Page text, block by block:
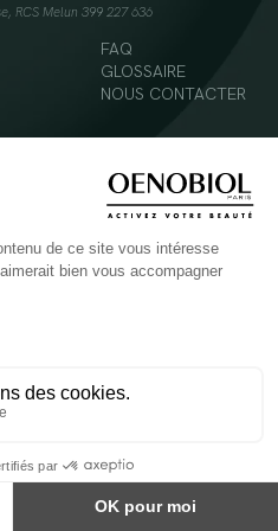
RCS Melun 399 227 636
FAQ
GLOSSAIRE
NOUS CONTACTER
CINQ FRUITS ET LÉGUMES PAR JOUR -
dans le cadre d'un mode de vie sain et
régimes alimentaire varié et équilibré.